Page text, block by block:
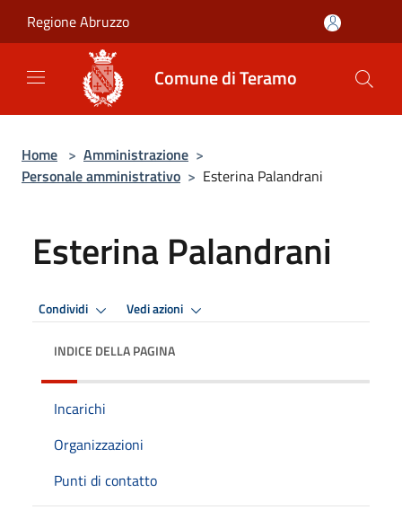
Regione Abruzzo
Comune di Teramo
Home > Amministrazione >
Personale amministrativo > Esterina Palandrani
Esterina Palandrani
Condividi Vedi azioni
INDICE DELLA PAGINA
Incarichi
Organizzazioni
Punti di contatto